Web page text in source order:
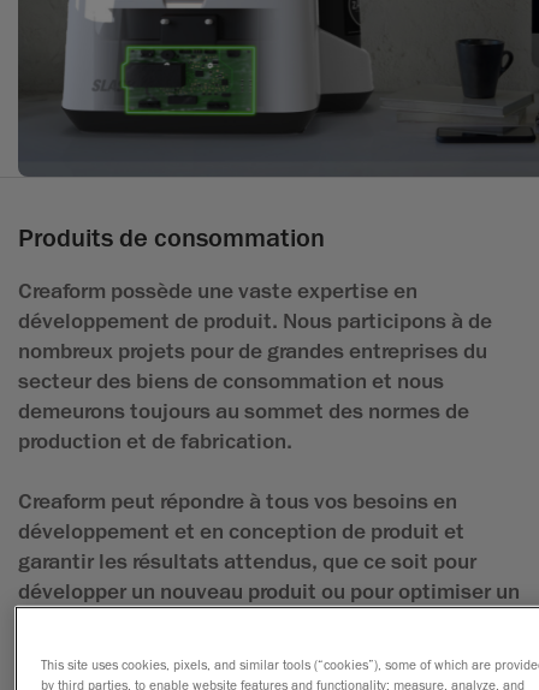
Produits de consommation
Creaform possède une vaste expertise en
développement de produit. Nous participons à de
nombreux projets pour de grandes entreprises du
secteur des biens de consommation et nous
demeurons toujours au sommet des normes de
production et de fabrication.
Creaform peut répondre à tous vos besoins en
développement et en conception de produit et
garantir les résultats attendus, que ce soit pour
développer un nouveau produit ou pour optimiser un
This site uses cookies, pixels, and similar tools (“cookies”), some of which are
by third parties, to enable website features and functionality; measure, analyze, and